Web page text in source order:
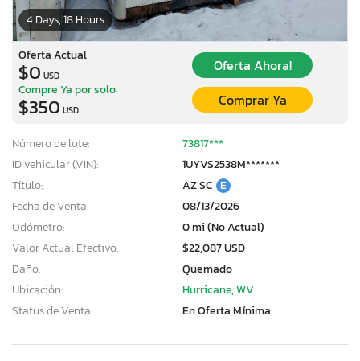
4 Days, 18 Hours
Oferta Actual
$0 USD
Oferta Ahora!
Compre Ya por solo
$350 USD
Comprar Ya
Número de lote:
73817***
ID vehicular (VIN):
1UYVS2538M*******
Título:
AZ SC E
Fecha de Venta:
08/13/2026
Odómetro:
0 mi (No Actual)
Valor Actual Efectivo:
$22,087 USD
Daño:
Quemado
Ubicación:
Hurricane, WV
Status de Venta:
En Oferta Mínima